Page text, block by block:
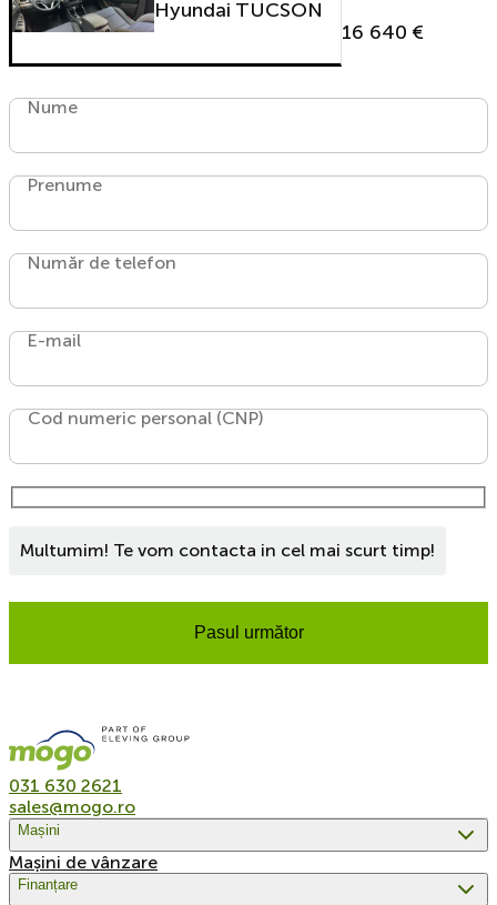
Hyundai TUCSON
16 640 €
Nume
Prenume
Număr de telefon
E-mail
Cod numeric personal (CNP)
Multumim! Te vom contacta in cel mai scurt timp!
Pasul următor
031 630 2621
sales@mogo.ro
Mașini
Mașini de vânzare
Finanțare